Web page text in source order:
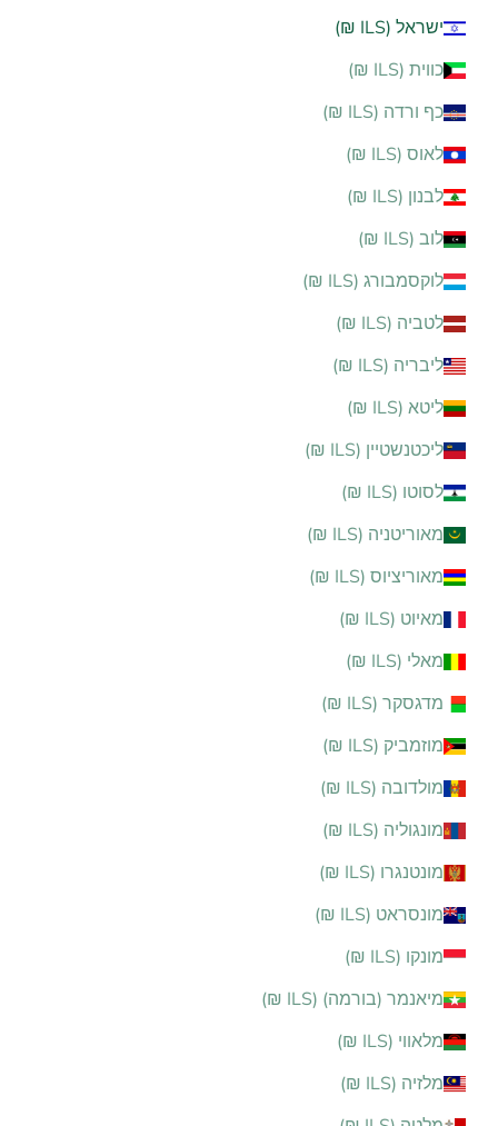
ישראל (ILS ₪)
כווית (ILS ₪)
כף ורדה (ILS ₪)
לאוס (ILS ₪)
לבנון (ILS ₪)
לוב (ILS ₪)
לוקסמבורג (ILS ₪)
לטביה (ILS ₪)
ליבריה (ILS ₪)
ליטא (ILS ₪)
ליכטנשטיין (ILS ₪)
לסוטו (ILS ₪)
מאוריטניה (ILS ₪)
מאוריציוס (ILS ₪)
מאיוט (ILS ₪)
מאלי (ILS ₪)
מדגסקר (ILS ₪)
מוזמביק (ILS ₪)
מולדובה (ILS ₪)
מונגוליה (ILS ₪)
מונטנגרו (ILS ₪)
מונסראט (ILS ₪)
מונקו (ILS ₪)
מיאנמר (בורמה) (ILS ₪)
מלאווי (ILS ₪)
מלזיה (ILS ₪)